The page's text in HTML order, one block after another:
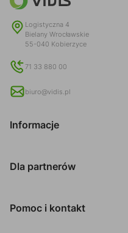
Logistyczna 4
Bielany Wrocławskie
55-040 Kobierzyce
71 33 880 00
biuro@vidis.pl
Informacje
Dla partnerów
Pomoc i kontakt